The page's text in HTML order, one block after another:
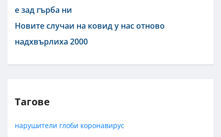
е зад гърба ни
Новите случаи на ковид у нас отново
надхвърлиха 2000
Тагове
нарушители глоби коронавирус